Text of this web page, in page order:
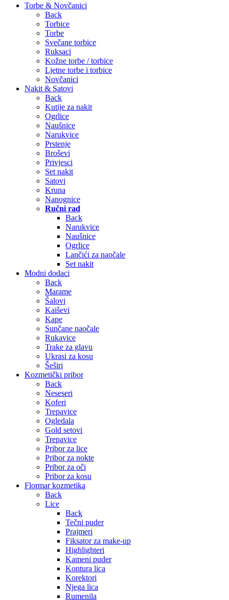
Torbe & Novčanici
Back
Torbice
Torbe
Svečane torbice
Ruksaci
Kožne torbe / torbice
Ljetne torbe i torbice
Novčanici
Nakit & Satovi
Back
Kutije za nakit
Ogrlice
Naušnice
Narukvice
Prstenje
Broševi
Privjesci
Set nakit
Satovi
Kruna
Nanognice
Ručni rad
Back
Narukvice
Naušnice
Ogrlice
Lančići za naočale
Set nakit
Modni dodaci
Back
Marame
Šalovi
Kaiševi
Kape
Sunčane naočale
Rukavice
Trake za glavu
Ukrasi za kosu
Šeširi
Kozmetički pribor
Back
Neseseri
Koferi
Trepavice
Ogledala
Gold setovi
Trepavice
Pribor za lice
Pribor za nokte
Pribor za oči
Pribor za kosu
Flormar kozmetika
Back
Lice
Back
Tečni puder
Prajmeri
Fiksator za make-up
Highlighteri
Kameni puder
Kontura lica
Korektori
Njega lica
Rumenila